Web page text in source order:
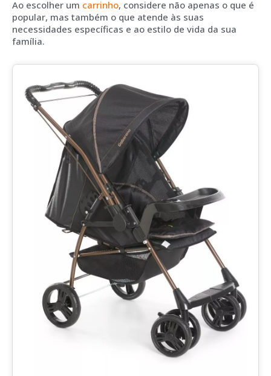
Ao escolher um carrinho, considere não apenas o que é
popular, mas também o que atende às suas
necessidades específicas e ao estilo de vida da sua
família.